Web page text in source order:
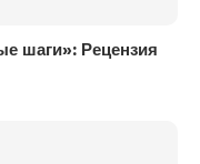
шаги»: Рецензия